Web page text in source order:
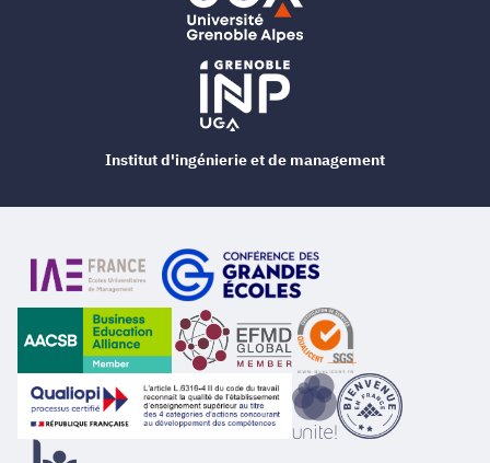
Institut d'ingénierie et de management